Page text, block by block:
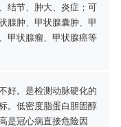
结节、肿大、炎症；可
腺肿、甲状腺囊肿、甲
甲状腺瘤、甲状腺癌等
好。是检测动脉硬化的
。低密度脂蛋白胆固醇
是冠心病直接危险因